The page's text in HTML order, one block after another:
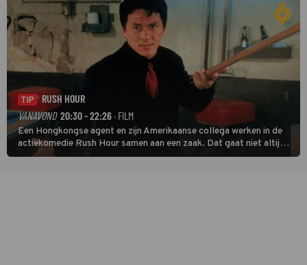
TIP
RUSH HOUR
VANAVOND 20:30 - 22:26 · FILM
Een Hongkongse agent en zijn Amerikaanse collega werken in de
actiekomedie Rush Hour samen aan een zaak. Dat gaat niet altijd
van een leien dakje.